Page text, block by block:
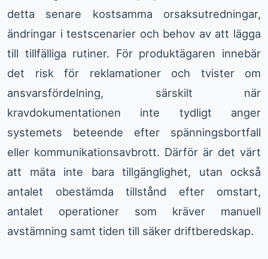
detta senare kostsamma orsaksutredningar,
ändringar i testscenarier och behov av att lägga
till tillfälliga rutiner. För produktägaren innebär
det risk för reklamationer och tvister om
ansvarsfördelning, särskilt när
kravdokumentationen inte tydligt anger
systemets beteende efter spänningsbortfall
eller kommunikationsavbrott. Därför är det värt
att mäta inte bara tillgänglighet, utan också
antalet obestämda tillstånd efter omstart,
antalet operationer som kräver manuell
avstämning samt tiden till säker driftberedskap.